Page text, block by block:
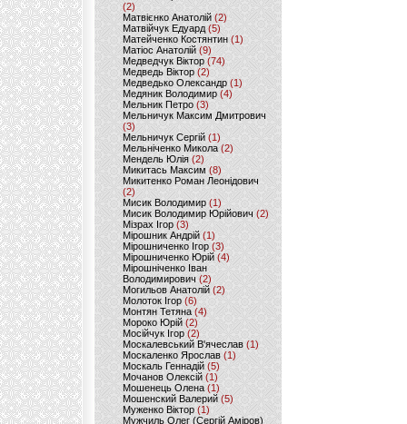
(2)
Матвієнко Анатолій (2)
Матвійчук Едуард(5)
Матейченко Костянтин (1)
Матіос Анатолій (9)
Медведчук Віктор(74)
Медведь Віктор (2)
Медведько Олександр (1)
Медяник Володимир(4)
Мельник Петро (3)
Мельничук Максим Дмитрович
(3)
Мельничук Сергій (1)
Мельніченко Микола (2)
Мендель Юлія (2)
Микитась Максим (8)
Микитенко Роман Леонідович
(2)
Мисик Володимир (1)
Мисик Володимир Юрійович(2)
Мізрах Ігор(3)
Мірошник Андрій(1)
Мірошниченко Ігор (3)
Мірошниченко Юрій(4)
Мірошніченко Іван
Володимирович (2)
Могильов Анатолій (2)
Молоток Ігор (6)
Монтян Тетяна (4)
Мороко Юрій(2)
Мосійчук Ігор (2)
Москалевський В'ячеслав (1)
Москаленко Ярослав (1)
Москаль Геннадій (5)
Мочанов Олексій(1)
Мошенець Олена(1)
Мошенский Валерий (5)
Муженко Віктор (1)
Мужчиль Олег (Сергій Аміров)